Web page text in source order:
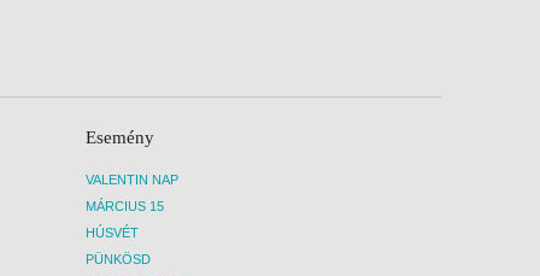
Esemény
VALENTIN NAP
MÁRCIUS 15
HÚSVÉT
PÜNKÖSD